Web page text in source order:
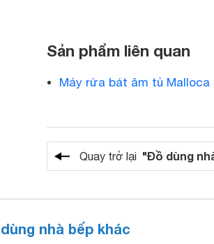
Sản phẩm liên quan
Máy rửa bát âm tủ Malloca
Quay trở lại "Đồ dùng
nhà bếp khác